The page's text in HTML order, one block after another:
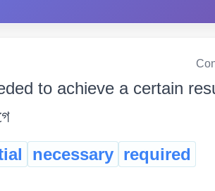
to achieve a certain result
necessary required